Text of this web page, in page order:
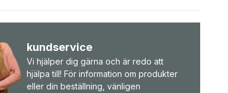
kundservice
Vi hjälper dig gärna och är redo att
hjälpa till! För information om produkter
eller din beställning, vänligen